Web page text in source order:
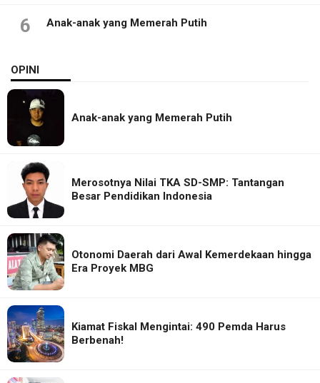
6 Anak-anak yang Memerah Putih
OPINI
Anak-anak yang Memerah Putih
Merosotnya Nilai TKA SD-SMP: Tantangan
Besar Pendidikan Indonesia
Otonomi Daerah dari Awal Kemerdekaan hingga
Era Proyek MBG
Kiamat Fiskal Mengintai: 490 Pemda Harus
Berbenah!